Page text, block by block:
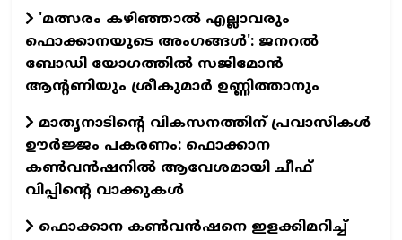
'മത്സരം കഴിഞ്ഞാൽ എല്ലാവരും
ഫൊക്കാനയുടെ അംഗങ്ങൾ': ജനറൽ
ബോഡി യോഗത്തിൽ സജിമോൻ
ആന്റണിയും ശ്രീകുമാർ ഉണ്ണിത്താനും
മാതൃനാടിന്റെ വികസനത്തിന് പ്രവാസികൾ
ഊർജ്ജം പകരണം: ഫൊക്കാന
കൺവൻഷനിൽ ആവേശമായി ചീഫ്
വിപ്പിന്റെ വാക്കുകൾ
ഫൊക്കാന കണ്‍വന്‍ഷനെ ഇളക്കിമറിച്ച്